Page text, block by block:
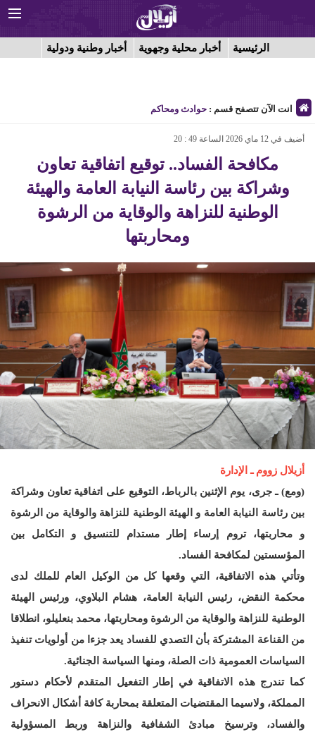
الرئيسية أخبار محلية وجهوية أخبار وطنية ودولية
انت الآن تتصفح قسم : حوادث ومحاكم
أضيف في 12 ماي 2026 الساعة 49 : 20
مكافحة الفساد.. توقيع اتفاقية تعاون
وشراكة بين رئاسة النيابة العامة والهيئة
الوطنية للنزاهة والوقاية من الرشوة
ومحاربتها
أزيلال زووم ـ الإدارة
(ومع) ـ جرى، يوم الإثنين بالرباط، التوقيع على اتفاقية تعاون وشراكة
بين رئاسة النيابة العامة و الهيئة الوطنية للنزاهة والوقاية من الرشوة
و محاربتها، تروم إرساء إطار مستدام للتنسيق و التكامل بين
المؤسستين لمكافحة الفساد.
وتأتي هذه الاتفاقية، التي وقعها كل من الوكيل العام للملك لدى
محكمة النقض، رئيس النيابة العامة، هشام البلاوي، ورئيس الهيئة
الوطنية للنزاهة والوقاية من الرشوة ومحاربتها، محمد بنعليلو، انطلاقا
من القناعة المشتركة بأن التصدي للفساد يعد جزءا من أولويات تنفيذ
السياسات العمومية ذات الصلة، ومنها السياسة الجنائية.
كما تندرج هذه الاتفاقية في إطار التفعيل المتقدم لأحكام دستور
المملكة، ولاسيما المقتضيات المتعلقة بمحاربة كافة أشكال الانحراف
والفساد، وترسيخ مبادئ الشفافية والنزاهة وربط المسؤولية